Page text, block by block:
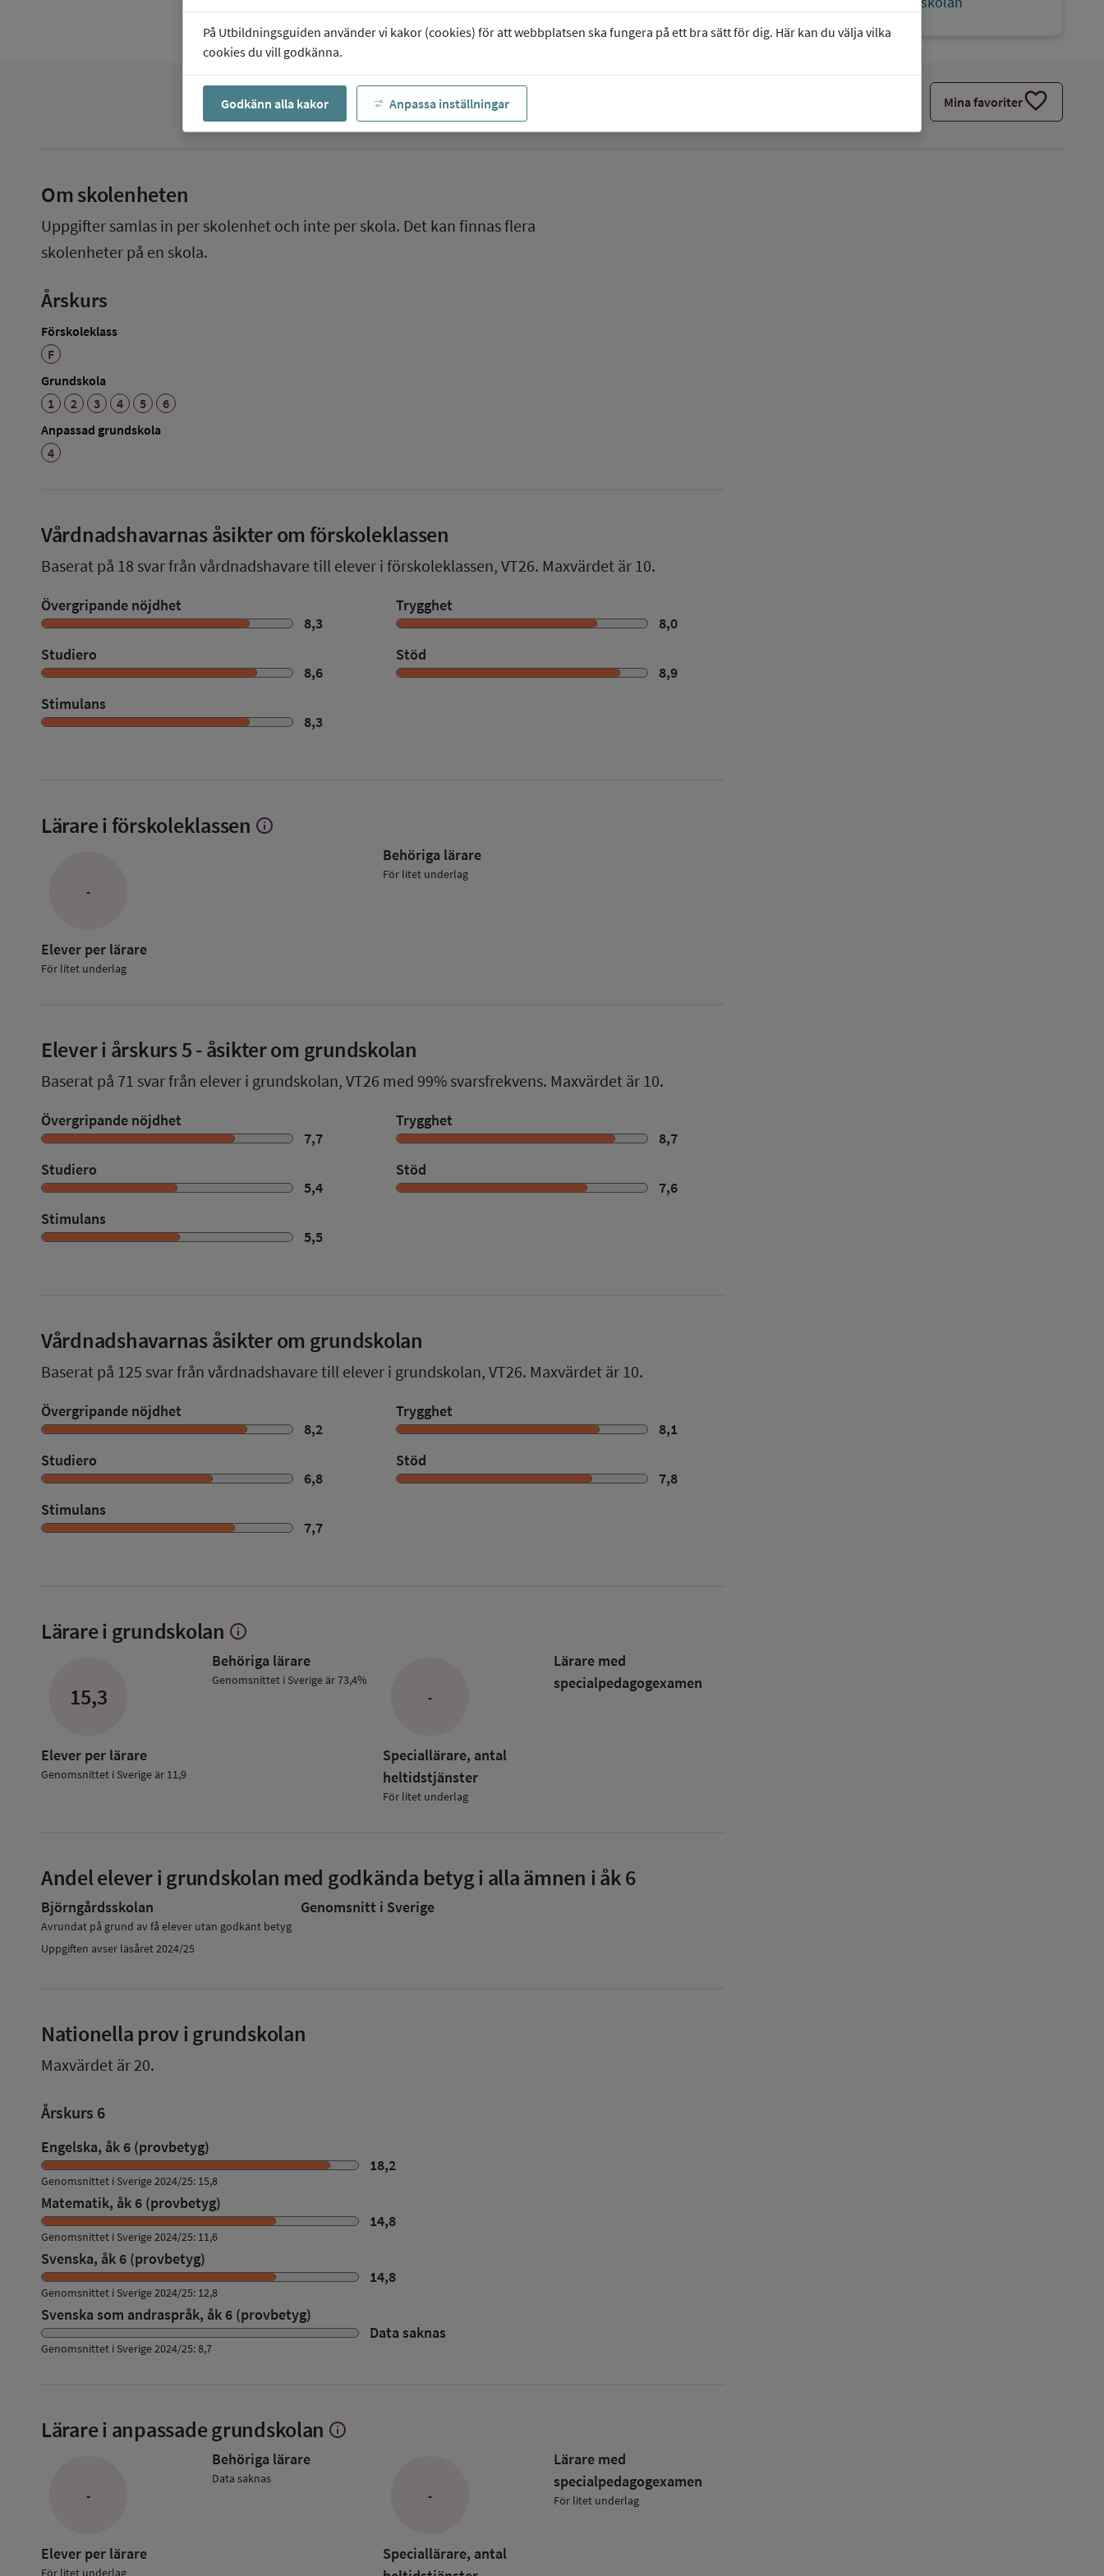
På Utbildningsguiden använder vi kakor (cookies) för att webbplatsen ska fungera på ett bra sätt för dig. Här kan du välja vilka
cookies du vill godkänna.
Godkänn alla kakor Anpassa inställningar Mina favoriterfavorite
Om skolenheten
Uppgifter samlas in per skolenhet och inte per skola. Det kan finnas flera
skolenheter på en skola.
Årskurs
Förskoleklass
F
Grundskola
1
2 3 4 5
6
Anpassad grundskola
4
Vårdnadshavarnas åsikter om förskoleklassen
Baserat på 18 svar från vårdnadshavare till elever i förskoleklassen, VT26. Maxvärdet är 10.
Övergripande nöjdhet
8,3
Trygghet
8,0
Studiero
8,6
Stöd
8,9
Stimulans
8,3
Lärare i förskoleklassen Visa
info
-
Elever per lärare
För litet underlag
Behöriga lärare
För litet underlag
Elever i årskurs 5- åsikter om grundskolan
Baserat på 71 svar från elever i grundskolan, VT26 med 99% svarsfrekvens. Maxvärdet är 10.
Övergripande nöjdhet
7,7
Trygghet
8,7
Studiero
5,4
Stöd
7,6
Stimulans
5,5
Vårdnadshavarnas åsikter om grundskolan
Baserat på 125 svar från vårdnadshavare till elever i grundskolan, VT26. Maxvärdet är 10.
Övergripande nöjdhet
8,2
Trygghet
8,1
Studiero
6,8
Stöd
7,8
Stimulans
7,7
Lärare i grundskolan Visa
om
Lärare
info
15,3
Elever per lärare
Genomsnittet i Sverige är 11,9
Behöriga lärare
Genomsnittet i Sverige är 73,4%
-
Speciallärare, antal
heltidstjänster
För litet underlag
Lärare med
specialpedagog­examen
Andel elever i grundskolan med godkända betyg i alla ämnen i åk 6
Björngårdsskolan
Avrundat på grund av få elever utan godkänt betyg
Genomsnitt i Sverige
Uppgiften avser läsåret 2024/25
Nationella prov i grundskolan
Maxvärdet är 20.
Årskurs 6
Engelska, åk 6 (provbetyg)
18,2
Genomsnittet i Sverige 2024/25: 15,8
Matematik, åk 6 (provbetyg)
14,8
Genomsnittet i Sverige 2024/25: 11,6
Svenska, åk 6 (provbetyg)
14,8
Genomsnittet i Sverige 2024/25: 12,8
Svenska som andraspråk, åk 6 (provbetyg)
Data saknas
Genomsnittet i Sverige 2024/25: 8,7
Lärare i anpassade grundskolan Visa
info
-
Elever per lärare
För litet underlag
Behöriga lärare
Data saknas
-
Speciallärare, antal
Lärare med
specialpedagog­examen
För litet underlag